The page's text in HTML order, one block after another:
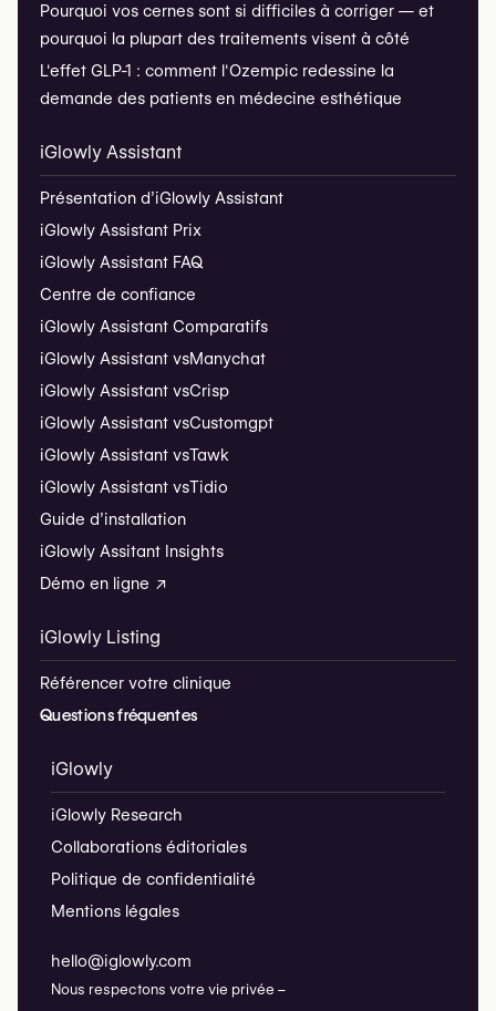
Pourquoi vos cernes sont si difficiles à corriger — et
pourquoi la plupart des traitements visent à côté
L'effet GLP-1 : comment l'Ozempic redessine la
demande des patients en médecine esthétique
iGlowly Assistant
Présentation d’iGlowly Assistant
iGlowly Assistant Prix
iGlowly Assistant FAQ
Centre de confiance
iGlowly Assistant Comparatifs
iGlowly Assistant vsManychat
iGlowly Assistant vsCrisp
iGlowly Assistant vsCustomgpt
iGlowly Assistant vsTawk
iGlowly Assistant vsTidio
Guide d’installation
iGlowly Assitant Insights
Démo en ligne ↗
iGlowly Listing
Référencer votre clinique
Questions fréquentes
iGlowly
iGlowly Research
Collaborations éditoriales
Politique de confidentialité
Mentions légales
hello@iglowly.com
Nous respectons votre vie privée –